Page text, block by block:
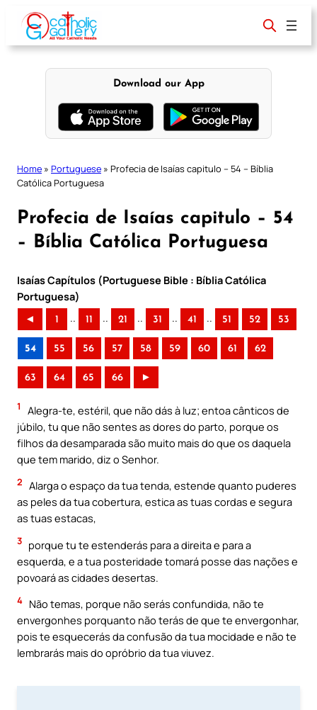
content
Download our App
Home » Portuguese » Profecia de Isaías capitulo – 54 – Bíblia
Católica Portuguesa
Profecia de Isaías capitulo – 54
– Bíblia Católica Portuguesa
Isaías Capítulos (Portuguese Bible : Bíblia Católica
Portuguesa)
◄ 1 .. 11 .. 21 .. 31 .. 41 .. 51 52 53
54 55 56 57 58 59 60 61 62
63 64 65 66 ►
1
Alegra-te, estéril, que não dás à luz; entoa cânticos de
júbilo, tu que não sentes as dores do parto, porque os
filhos da desamparada são muito mais do que os daquela
que tem marido, diz o Senhor.
2 Alarga o espaço da tua tenda, estende quanto puderes
as peles da tua cobertura, estica as tuas cordas e segura
as tuas estacas,
3 porque tu te estenderás para a direita e para a
esquerda, e a tua posteridade tomará posse das nações e
povoará as cidades desertas.
4 Não temas, porque não serás confundida, não te
envergonhes porquanto não terás de que te envergonhar,
pois te esquecerás da confusão da tua mocidade e não te
lembrarás mais do opróbrio da tua viuvez.